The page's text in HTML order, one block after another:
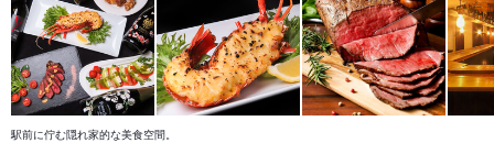
駅前に佇む隠れ家的な美食空間。